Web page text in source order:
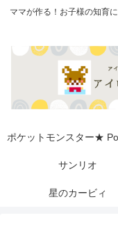
ママが作る！お子様の知育
ポケットモンスター★
サンリオ
星のカービィ